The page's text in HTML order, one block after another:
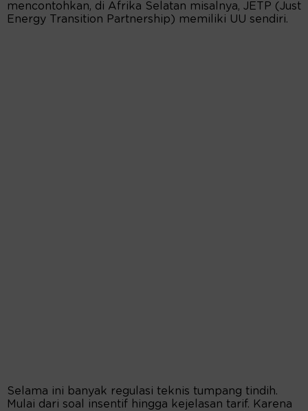
mencontohkan, di Afrika Selatan misalnya, JETP (Just
Energy Transition Partnership) memiliki UU sendiri.
Selama ini banyak regulasi teknis tumpang tindih.
Mulai dari soal insentif hingga kejelasan tarif. Karena